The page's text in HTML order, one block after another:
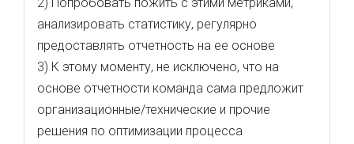
анализировать статистику, регулярно
предоставлять отчетность на ее основе
3) К этому моменту, не исключено, что на
основе отчетности команда сама предложит
организационные/технические и прочие
решения по оптимизации процесса